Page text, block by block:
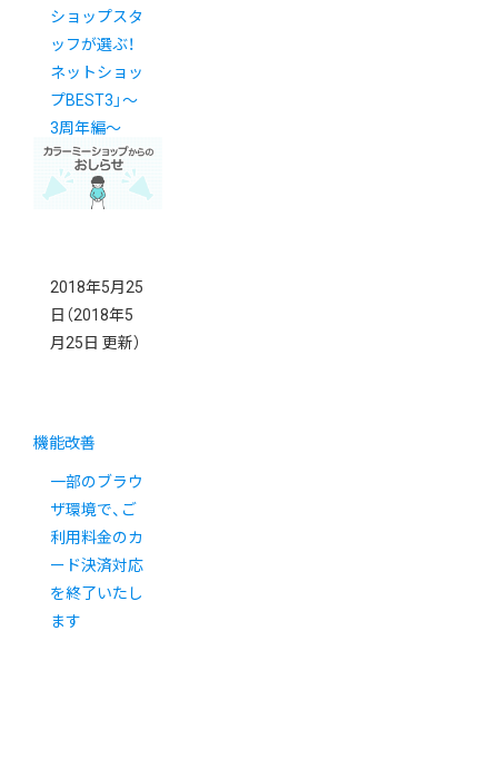
ショップスタ
ッフが選ぶ！
ネットショッ
プBEST3」〜
3周年編〜
2018年5月25
日 （2018年5
月25日 更新）
機能改善
一部のブラウ
ザ環境で、ご
利用料金のカ
ード決済対応
を終了いたし
ます